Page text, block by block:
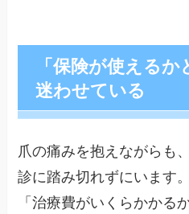
「保険が使える
迷わせている
爪の痛みを抱えながらも
診に踏み切れずにいます
「治療費がいくらかかる